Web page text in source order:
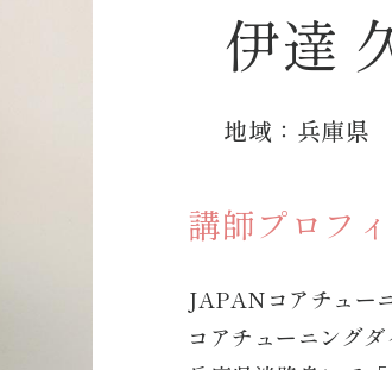
伊達
地域：兵庫県
講師プロフ
JAPANコアチュー
コアチューニング